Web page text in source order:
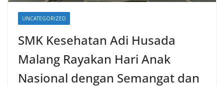
UNCATEGORIZED
SMK Kesehatan Adi Husada
Malang Rayakan Hari Anak
Nasional dengan Semangat dan